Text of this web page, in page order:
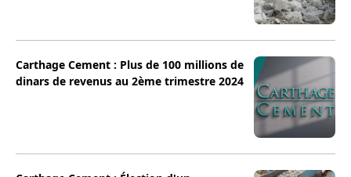
Carthage Cement : Plus de 100 millions de
dinars de revenus au 2ème trimestre 2024